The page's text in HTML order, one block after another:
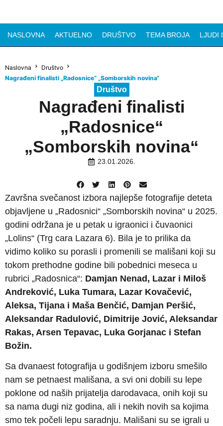
NASLOVNA AKTUELNO DRUŠTVO TEMA BROJA LJUDI
Naslovna
Društvo
Nagrađeni finalisti „Radosnice“ „Somborskih novina“
Društvo
Nagrađeni finalisti
„Radosnice“
„Somborskih novina“
23.01.2026.
Završna svečanost izbora najlepše fotografije deteta
objavljene u „Radosnici“ „Somborskih novina“ u 2025.
godini održana je u petak u igraonici i čuvaonici
„Lolins“ (Trg cara Lazara 6). Bila je to prilika da
vidimo koliko su porasli i promenili se mališani koji su
tokom prethodne godine bili pobednici meseca u
rubrici „Radosnica“: Damjan Nenad, Lazar i Miloš
Andreković, Luka Tumara, Lazar Kovačević,
Aleksa, Tijana i Maša Benčić, Damjan Peršić,
Aleksandar Radulović, Dimitrije Jović, Aleksandar
Rakas, Arsen Tepavac, Luka Gorjanac i Stefan
Božin.
Sa dvanaest fotografija u godišnjem izboru smešilo
nam se petnaest mališana, a svi oni dobili su lepe
poklone od naših prijatelja darodavaca, onih koji su
sa nama dugi niz godina, ali i nekih novih sa kojima
smo tek počeli lepu saradnju. Mališani su se igrali u